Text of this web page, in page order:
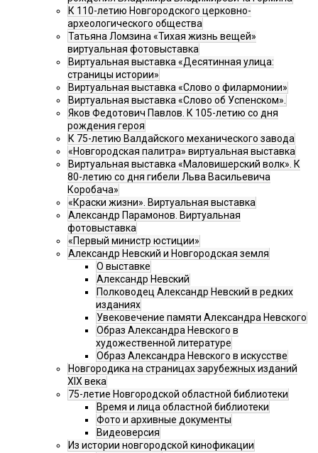
К 110-летию Новгородского церковно-
археологического общества
Татьяна Ломзина «Тихая жизнь вещей»
виртуальная фотовыставка
Виртуальная выставка «Десятинная улица:
страницы истории»
Виртуальная выставка «Слово о филармонии»
Виртуальная выставка «Слово об Успенском».
Яков Федотович Павлов. К 105-летию со дня
рождения героя
К 75-летию Валдайского механического завода
«Новгородская палитра» виртуальная выставка
Виртуальная выставка «Маловишерский волк». К
80-летию со дня гибели Льва Васильевича
Коробача»
«Краски жизни». Виртуальная выставка
Александр Парамонов. Виртуальная
фотовыставка
«Первый министр юстиции»
Александр Невский и Новгородская земля
О выставке
Александр Невский
Полководец Александр Невский в редких
изданиях
Увековечение памяти Александра Невского
Образ Александра Невского в
художественной литературе
Образ Александра Невского в искусстве
Новгородика на страницах зарубежных изданий
XIX века
75-летие Новгородской областной библиотеки
Время и лица областной библиотеки
Фото и архивные документы
Видеоверсия
Из истории новгородской кинофикации